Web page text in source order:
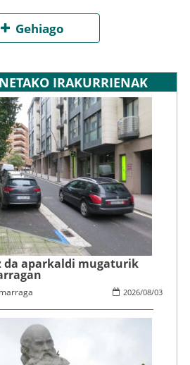
Gehiago
IRAKURRIENAK
da aparkaldi mugaturik
2026/08/03